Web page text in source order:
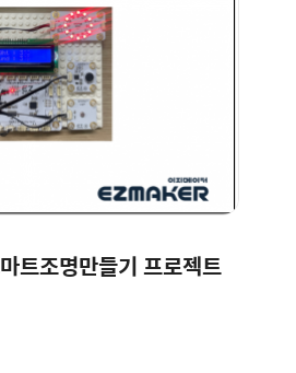
트조명만들기 프로젝트